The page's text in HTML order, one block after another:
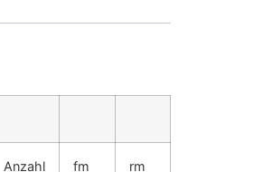
Anzahl
fm
rm